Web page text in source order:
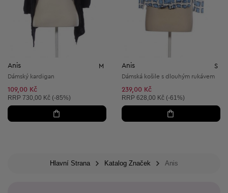
Anis M
Dámský kardigan
109,00 Kč
Doporučená cena:
RRP 730,00 Kč (-85%)
Anis S
Dámská košile s dlouhým rukávem
239,00 Kč
Doporučená cena:
RRP 628,00 Kč (-61%)
Hlavní Strana Katalog Značek Anis